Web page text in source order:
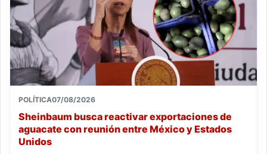
POLÍTICA07/08/2026
Sheinbaum busca reactivar exportaciones de
aguacate con reunión entre México y Estados
Unidos